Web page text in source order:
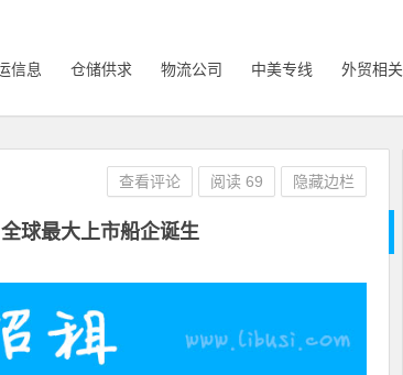
信息 仓储供求 物流公司 中美专线 外贸相关
球最大上市船企诞生
查看评论 阅读69 隐藏边栏